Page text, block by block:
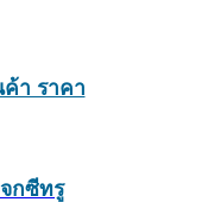
ค้า ราคา
กซีทรู